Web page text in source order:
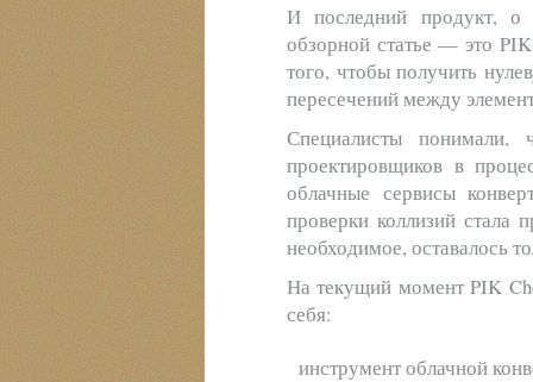
И последний продукт, о
обзорной статье — это
того, чтобы получить
пересечений между
Специалисты понимали,
проектировщиков в
облачные сервисы
проверки коллизий стала
необходимое, оставалось
На текущий момент PIK
себя:
инструмент облачной